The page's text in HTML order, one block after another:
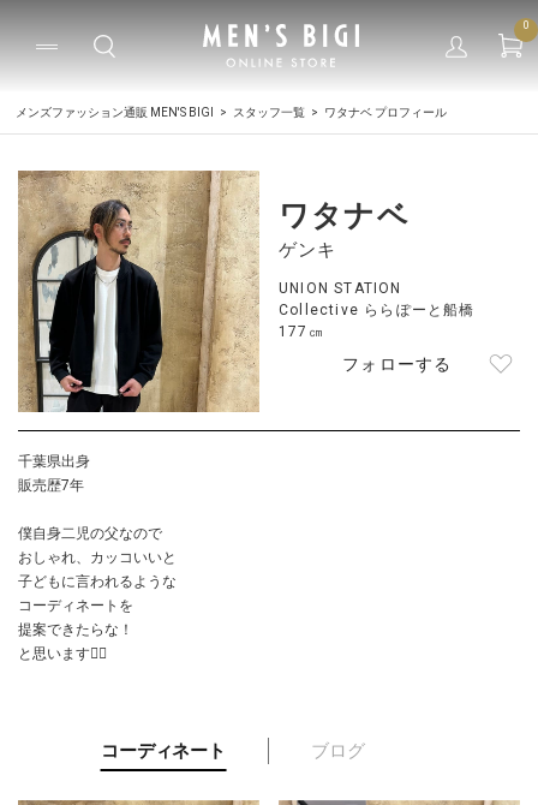
0
メンズファッション通販 MEN'S BIGI スタッフ一覧 ワタナベ プロフィール
ワタナベ
ゲンキ
UNION STATION
Collective ららぽーと船橋
177㎝
フォローする
千葉県出身
販売歴7年
僕自身二児の父なので
おしゃれ、カッコいいと
子どもに言われるような
コーディネートを
提案できたらな！
と思います🙇‍♀️
コーディネート ブログ